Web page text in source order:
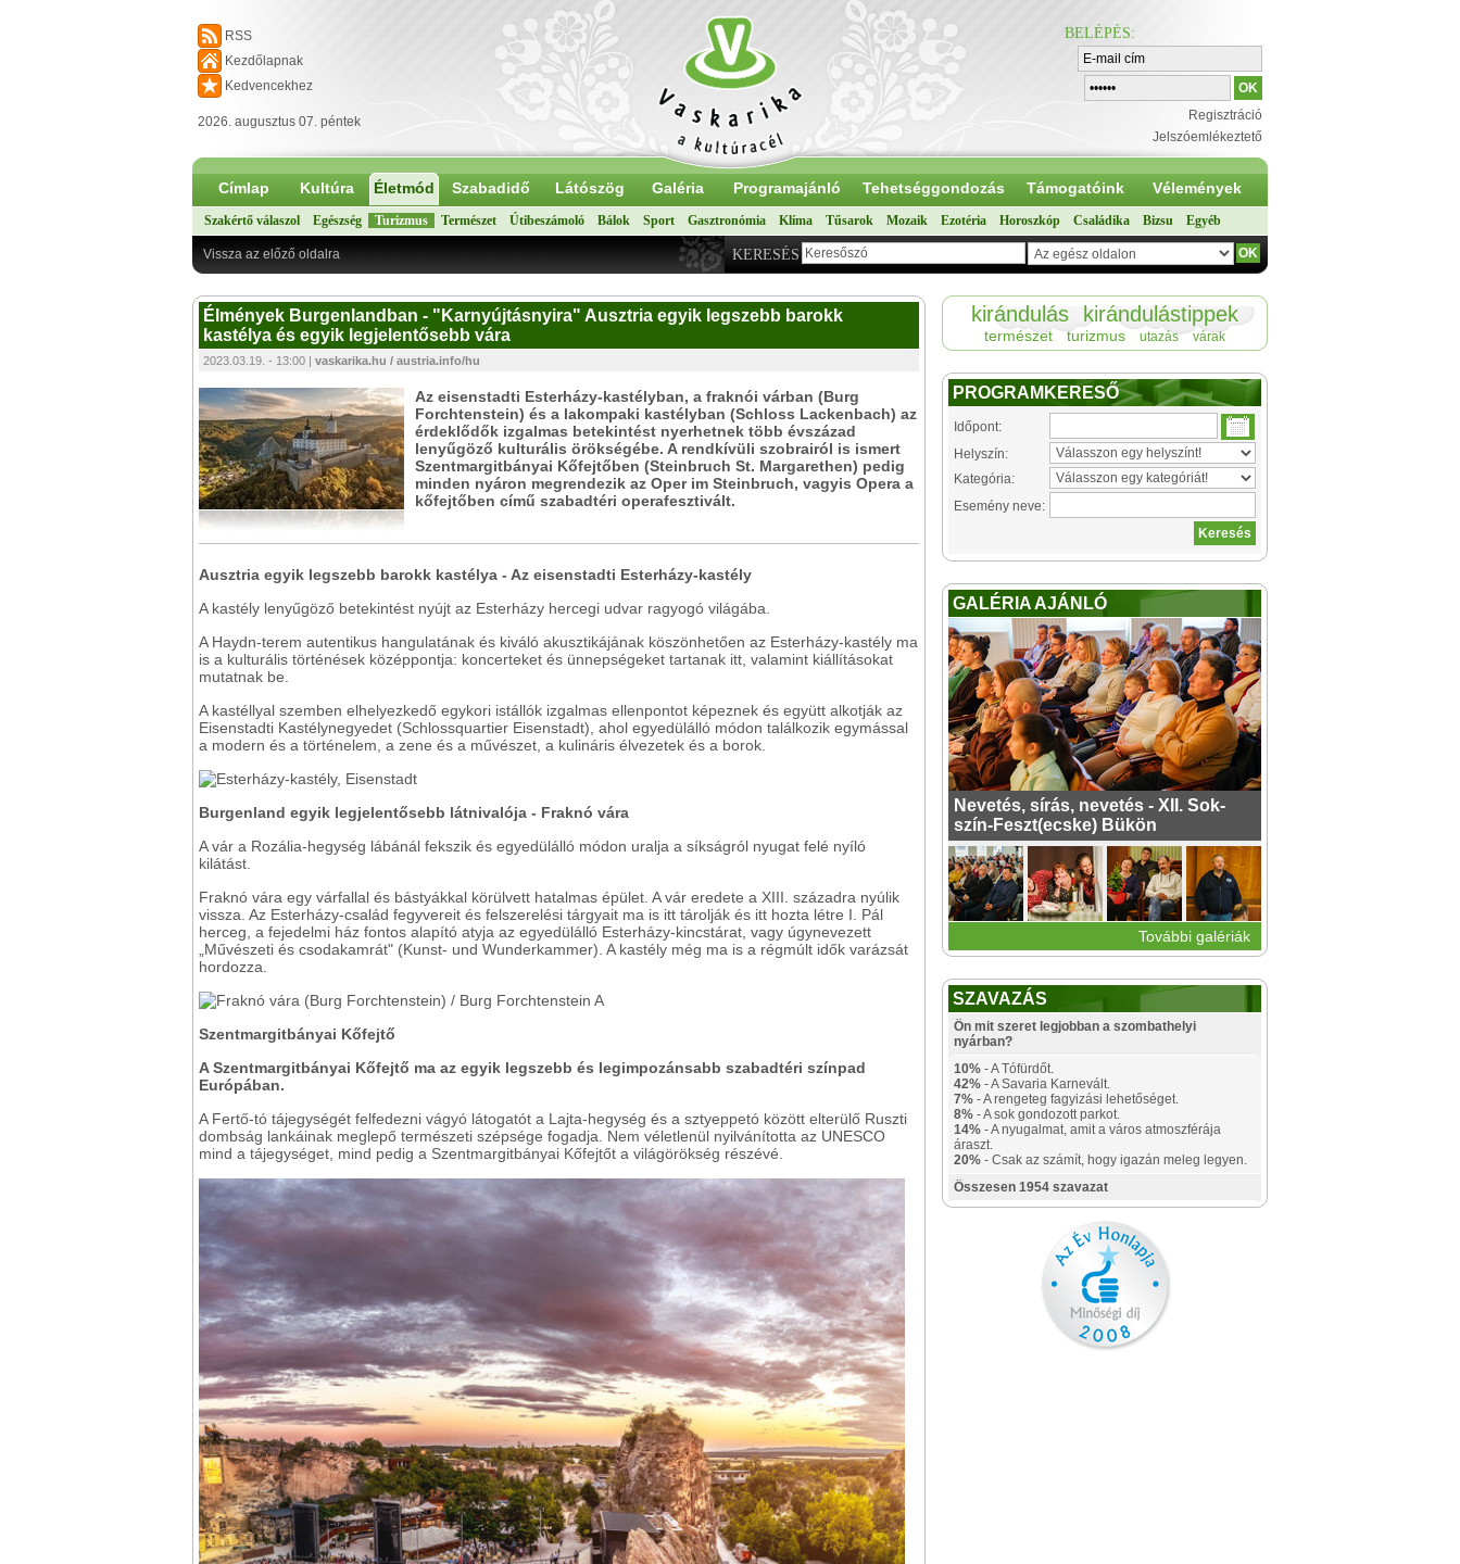
RSS
Kezdőlapnak
Kedvencekhez
2026. augusztus 07. péntek
BELÉPÉS:
Regisztráció
Jelszóemlékeztető
Címlap Kultúra Életmód Szabadidő Látószög Galéria Programajánló Tehetséggondozás Támogatóink Vélemények
Szakértő válaszol Egészség Turizmus Természet Útibeszámoló Bálok Sport Gasztronómia Klíma Tűsarok Mozaik Ezotéria Horoszkóp Családika Bizsu Egyéb
KERESÉS
Vissza az előző oldalra
Élmények Burgenlandban - "Karnyújtásnyira" Ausztria egyik legszebb barokk
kastélya és egyik legjelentősebb vára
2023.03.19. - 13:00 | vaskarika.hu / austria.info/hu
Az eisenstadti Esterházy-kastélyban, a fraknói várban (Burg
Forchtenstein) és a lakompaki kastélyban (Schloss Lackenbach) az
érdeklődők izgalmas betekintést nyerhetnek több évszázad
lenyűgöző kulturális örökségébe. A rendkívüli szobrairól is ismert
Szentmargitbányai Kőfejtőben (Steinbruch St. Margarethen) pedig
minden nyáron megrendezik az Oper im Steinbruch, vagyis Opera a
kőfejtőben című szabadtéri operafesztivált.
Ausztria egyik legszebb barokk kastélya - Az eisenstadti Esterházy-kastély
A kastély lenyűgöző betekintést nyújt az Esterházy hercegi udvar ragyogó világába.
A Haydn-terem autentikus hangulatának és kiváló akusztikájának köszönhetően az Esterházy-kastély ma
is a kulturális történések középpontja: koncerteket és ünnepségeket tartanak itt, valamint kiállításokat
mutatnak be.
A kastéllyal szemben elhelyezkedő egykori istállók izgalmas ellenpontot képeznek és együtt alkotják az
Eisenstadti Kastélynegyedet (Schlossquartier Eisenstadt), ahol egyedülálló módon találkozik egymással
a modern és a történelem, a zene és a művészet, a kulináris élvezetek és a borok.
Burgenland egyik legjelentősebb látnivalója - Fraknó vára
A vár a Rozália-hegység lábánál fekszik és egyedülálló módon uralja a síkságról nyugat felé nyíló
kilátást.
Fraknó vára egy várfallal és bástyákkal körülvett hatalmas épület. A vár eredete a XIII. századra nyúlik
vissza. Az Esterházy-család fegyvereit és felszerelési tárgyait ma is itt tárolják és itt hozta létre I. Pál
herceg, a fejedelmi ház fontos alapító atyja az egyedülálló Esterházy-kincstárat, vagy úgynevezett
„Művészeti és csodakamrát" (Kunst- und Wunderkammer). A kastély még ma is a régmúlt idők varázsát
hordozza.
A
Szentmargitbányai Kőfejtő
A Szentmargitbányai Kőfejtő ma az egyik legszebb és legimpozánsabb szabadtéri színpad
Európában.
A Fertő-tó tájegységét felfedezni vágyó látogatót a Lajta-hegység és a sztyeppetó között elterülő Ruszti
dombság lankáinak meglepő természeti szépsége fogadja. Nem véletlenül nyilvánította az UNESCO
mind a tájegységet, mind pedig a Szentmargitbányai Kőfejtőt a világörökség részévé.
kirándulás kirándulástippek
természet turizmus utazás várak
PROGRAMKERESŐ
Időpont:
Helyszín:
Kategória:
Esemény neve:
GALÉRIA AJÁNLÓ
Nevetés, sírás, nevetés - XII. Sok-
szín-Feszt(ecske) Bükön
További galériák
SZAVAZÁS
Ön mit szeret legjobban a szombathelyi
nyárban?
10% - A Tófürdőt.
42% - A Savaria Karnevált.
7% - A rengeteg fagyizási lehetőséget.
8% - A sok gondozott parkot.
14% - A nyugalmat, amit a város atmoszférája
áraszt.
20% - Csak az számít, hogy igazán meleg legyen.
Összesen 1954 szavazat